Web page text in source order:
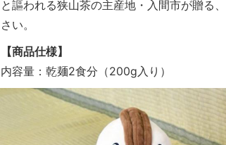
と謳われる狭山茶の主産地・入間市が贈る
さい。
【商品仕様】
内容量：乾麺2食分（200g入り）